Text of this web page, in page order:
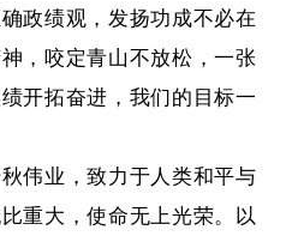
政绩观，发扬功成不必在
，咬定青山不放松，一张
开拓奋进，我们的目标一
业，致力于人类和平与
重大，使命无上光荣。以